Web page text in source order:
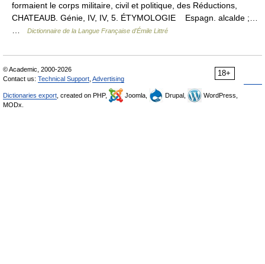
formaient le corps militaire, civil et politique, des Réductions,
CHATEAUB. Génie, IV, IV, 5. ÉTYMOLOGIE Espagn. alcalde ;…
Dictionnaire de la Langue Française d'Émile Littré
18+
© Academic, 2000-2026
Contact us: Technical Support Advertising
Dictionaries export , created on PHP, Joomla, Drupal,
WordPress,
MODx.